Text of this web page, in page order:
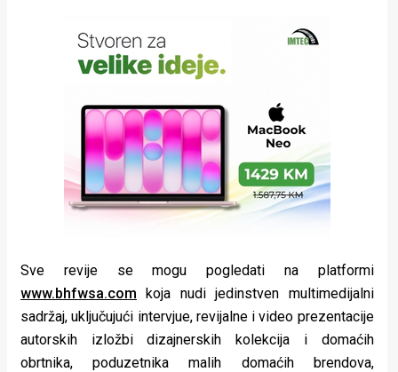
Sve revije se mogu pogledati na platformi
www.bhfwsa.com koja nudi jedinstven multimedijalni
sadržaj, uključujući intervjue, revijalne i video prezentacije
autorskih izložbi dizajnerskih kolekcija i domaćih
obrtnika, poduzetnika malih domaćih brendova,